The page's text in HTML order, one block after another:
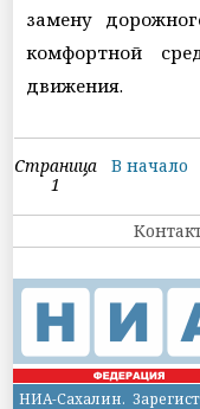
замену
комфортной
движения.
Страница
1
В начало
НИА-Сахалин.